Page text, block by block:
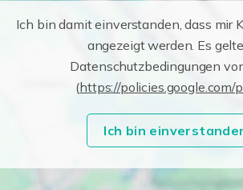
Ich bin damit einverstanden, dass mir
angezeigt werden. Es
Datenschutzbedingungen
(https://policies.google.com/
Ich bin